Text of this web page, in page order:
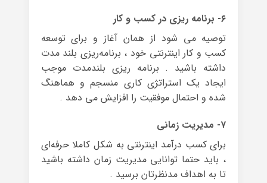
۶- برنامه ریزی در کسب و کار
توصیه می شود از همان آغاز و برای توسعه‌
کسب و کار اینترنتی خود ، برنامه‌ریزی بلند مدت
داشته باشید . برنامه ریزی بلندمدت موجب
ایجاد یک استراتژی کاری منسجم و هماهنگ
شده و احتمال موفقیت را افزایش می دهد .
۷- مدیریت زمانی
برای کسب درآمد اینترنتی به شکل کاملا حرفه‌ای
، باید حتما توانایی مدیریت زمان داشته باشید
تا به اهداف مدنظرتان برسید .